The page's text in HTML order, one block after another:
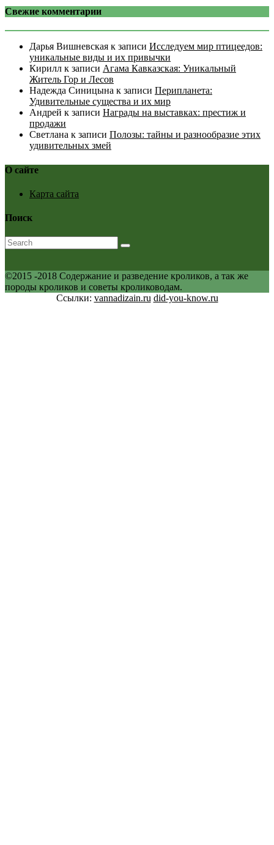
Свежие комментарии
Дарья Вишневская к записи Исследуем мир птицеедов:
уникальные виды и их привычки
Кирилл к записи Агама Кавказская: Уникальный
Житель Гор и Лесов
Надежда Синицына к записи Перипланета:
Удивительные существа и их мир
Андрей к записи Награды на выставках: престиж и
продажи
Светлана к записи Полозы: тайны и разнообразие этих
удивительных змей
О сайте
Карта сайта
Поиск
©2015 -2018 Содержание и разведение кроликов, а так же
породы кроликов и советы кролиководам.
Ссылки: vannadizain.ru did-you-know.ru